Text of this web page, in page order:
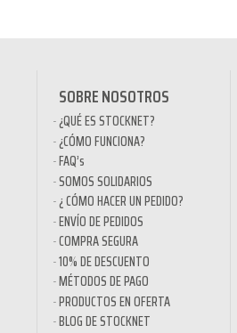
SOBRE NOSOTROS
¿QUÉ ES STOCKNET?
¿CÓMO FUNCIONA?
FAQ’s
SOMOS SOLIDARIOS
¿ CÓMO HACER UN PEDIDO?
ENVÍO DE PEDIDOS
COMPRA SEGURA
10% DE DESCUENTO
MÉTODOS DE PAGO
PRODUCTOS EN OFERTA
BLOG DE STOCKNET